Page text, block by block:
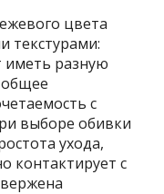
цвета
текстурами:
иметь разную
общее
с
выборе обивки
ухода,
контактирует с